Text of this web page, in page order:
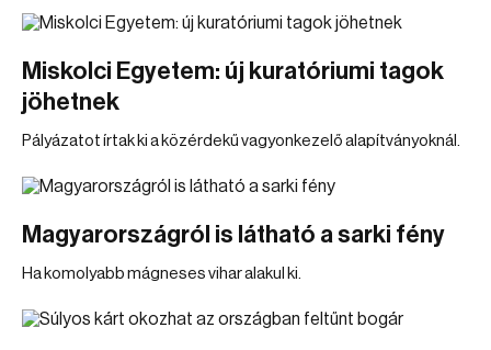
Miskolci Egyetem: új kuratóriumi tagok
jöhetnek
Pályázatot írtak ki a közérdekű vagyonkezelő alapítványoknál.
Magyarországról is látható a sarki fény
Ha komolyabb mágneses vihar alakul ki.